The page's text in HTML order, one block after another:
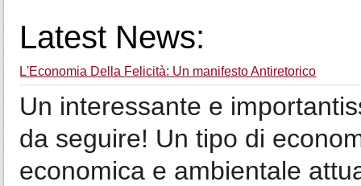
Latest News:
L'Economia Della Felicità: Un manifesto Antiretorico
Un interessante e
da seguire! Un tipo di
economica e ambientale